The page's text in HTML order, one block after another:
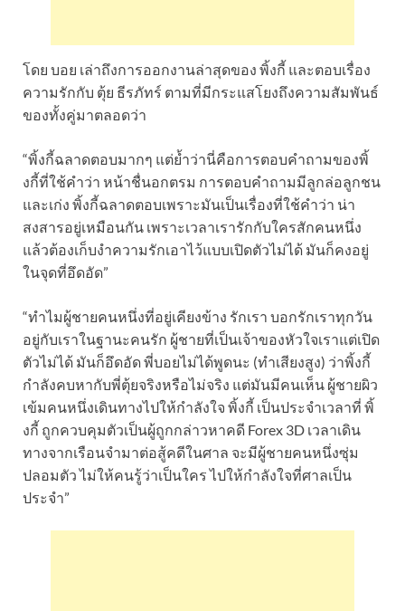
โดย บอย เล่าถึงการออกงานล่าสุดของ พิ้งกี้ และตอบเรื่อง
ความรักกับ ตุ้ย ธีรภัทร์ ตามที่มีกระแสโยงถึงความสัมพันธ์
ของทั้งคู่มาตลอดว่า
“พิ้งกี้ฉลาดตอบมากๆ แต่ย้ำว่านี่คือการตอบคำถามของพิ้
งกี้ที่ใช้คำว่า หน้าชื่นอกตรม การตอบคำถามมีลูกล่อลูกชน
และเก่ง พิ้งกี้ฉลาดตอบเพราะมันเป็นเรื่องที่ใช้คำว่า น่า
สงสารอยู่เหมือนกัน เพราะเวลาเรารักกับใครสักคนหนึ่ง
แล้วต้องเก็บงำความรักเอาไว้แบบเปิดตัวไม่ได้ มันก็คงอยู่
ในจุดที่อึดอัด”
“ทำไมผู้ชายคนหนึ่งที่อยู่เคียงข้าง รักเรา บอกรักเราทุกวัน
อยู่กับเราในฐานะคนรัก ผู้ชายที่เป็นเจ้าของหัวใจเราแต่เปิด
ตัวไม่ได้ มันก็อึดอัด พี่บอยไม่ได้พูดนะ (ทำเสียงสูง) ว่าพิ้งกี้
กำลังคบหากับพี่ตุ้ยจริงหรือไม่จริง แต่มันมีคนเห็น ผู้ชายผิว
เข้มคนหนึ่งเดินทางไปให้กำลังใจ พิ้งกี้ เป็นประจำเวลาที่ พิ้
งกี้ ถูกควบคุมตัวเป็นผู้ถูกกล่าวหาคดี Forex 3D เวลาเดิน
ทางจากเรือนจำมาต่อสู้คดีในศาล จะมีผู้ชายคนหนึ่งซุ่ม
ปลอมตัว ไม่ให้คนรู้ว่าเป็นใคร ไปให้กำลังใจที่ศาลเป็น
ประจำ”